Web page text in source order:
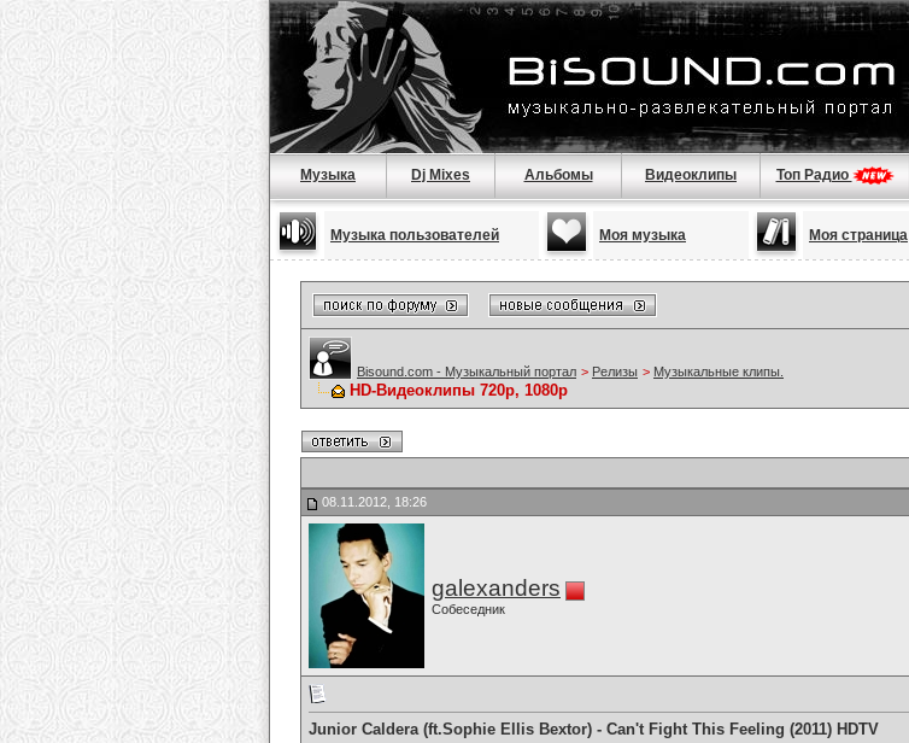
Музыка Dj Mixes Альбомы Видеоклипы Топ Радио
Музыка пользователей Моя музыка Моя страница
Bisound.com - Музыкальный портал > Релизы > Музыкальные клипы.
HD-Видеоклипы 720p, 1080p
08.11.2012, 18:26
galexanders
Собеседник
Junior Caldera (ft.Sophie Ellis Bextor) - Can't Fight This Feeling (2011) HDTV